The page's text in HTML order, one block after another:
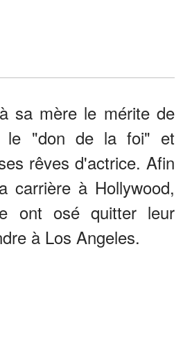
sa mère le mérite de
le "don de la foi" et
rêves d'actrice. Afin
carrière à Hollywood,
ont osé quitter leur
à Los Angeles.